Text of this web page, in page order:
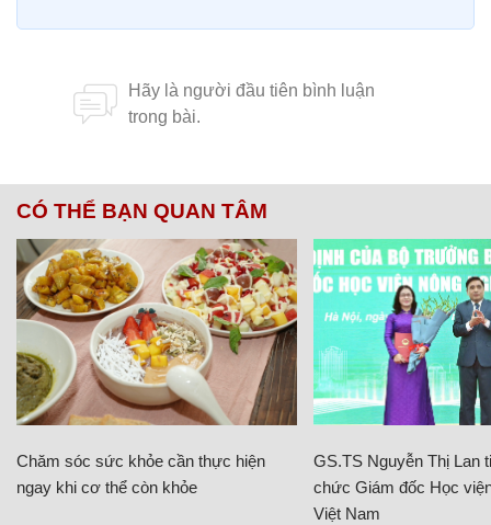
CÓ THỂ BẠN QUAN TÂM
Chăm sóc sức khỏe cần thực hiện
ngay khi cơ thể còn khỏe
GS.TS Nguyễn Thị Lan
chức Giám đốc Học
Việt Nam